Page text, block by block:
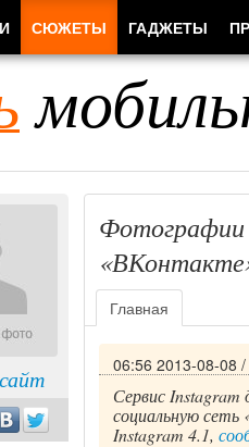
Фотографии
Главная
06:56 2013-08-08 /
Сервис Instagram
социальную сеть
Instagram 4.1,
СЮЖЕТЫ ГАДЖЕТЫ